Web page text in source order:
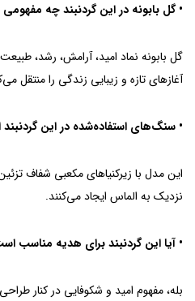
• گل بابونه در این گردنبند چه مفهومی
گل بابونه نماد امید، آرامش، رشد،
آغازهای تازه و زیبایی زندگی را منتقل
• سنگ‌های استفاده‌شده در این
این مدل با زیرکنیاهای مکعبی شفاف
نزدیک به الماس ایجاد می‌کنند.
• آیا این گردنبند برای هدیه مناسب
بله، مفهوم امید و شکوفایی در کنار